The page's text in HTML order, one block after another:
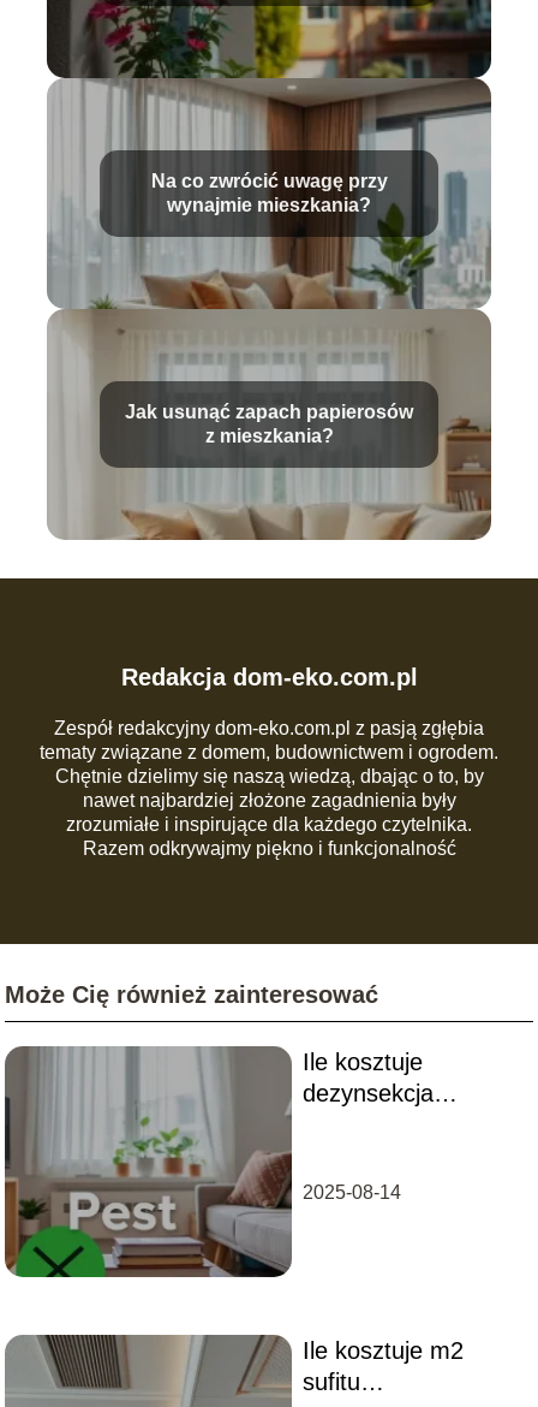
Na co zwrócić uwagę przy
wynajmie mieszkania?
Jak usunąć zapach papierosów
z mieszkania?
Redakcja dom-eko.com.pl
Zespół redakcyjny dom-eko.com.pl z pasją zgłębia
tematy związane z domem, budownictwem i ogrodem.
Chętnie dzielimy się naszą wiedzą, dbając o to, by
nawet najbardziej złożone zagadnienia były
zrozumiałe i inspirujące dla każdego czytelnika.
Razem odkrywajmy piękno i funkcjonalność
Może Cię również zainteresować
Ile kosztuje
dezynsekcja
2025-08-14
Ile kosztuje m2
sufitu